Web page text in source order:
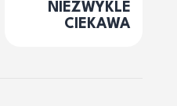
NIEZWYKLE
CIEKAWA